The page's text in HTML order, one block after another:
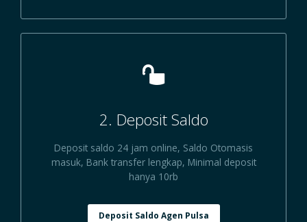
2. Deposit Saldo
Deposit saldo 24 jam online, Saldo Otomasis
masuk, Bank transfer lengkap, Minimal deposit
hanya 10rb
Deposit Saldo Agen Pulsa